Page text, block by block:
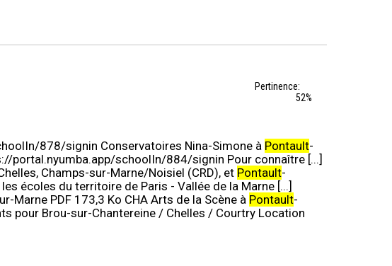
Pertinence:
52%
878/signin Conservatoires Nina-Simone à Pontault-
portal.nyumba.app/schoolIn/884/signin Pour connaître [...]
Champs-sur-Marne/Noisiel (CRD), et Pontault-
écoles du territoire de Paris - Vallée de la Marne [...]
Marne PDF 173,3 Ko CHA Arts de la Scène à Pontault-
pour Brou-sur-Chantereine / Chelles / Courtry Location